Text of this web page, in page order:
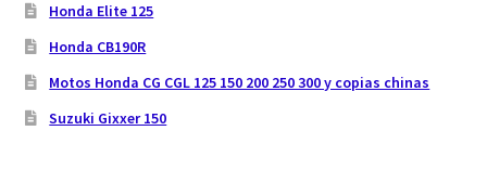
Honda Elite 125
Honda CB190R
Motos Honda CG CGL 125 150 200 250 300 y copias chinas
Suzuki Gixxer 150